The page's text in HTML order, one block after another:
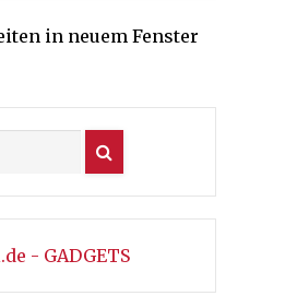
in neuem Fenster
- GADGETS